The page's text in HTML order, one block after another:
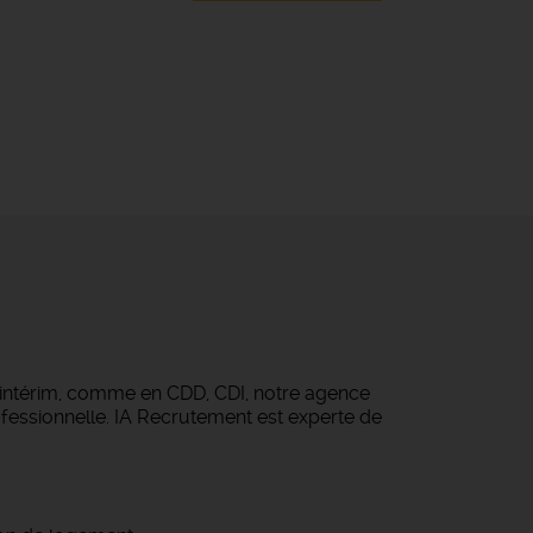
comme en CDD, CDI, notre agence
IA Recrutement est experte de